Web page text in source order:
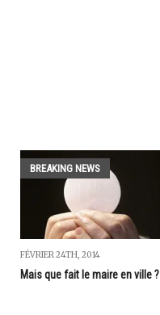
BREAKING NEWS
FÉVRIER 24TH, 2014
Mais que fait le maire en ville ?